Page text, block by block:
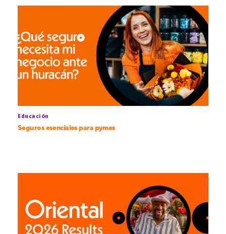
Educación
Seguros esenciales para pymes